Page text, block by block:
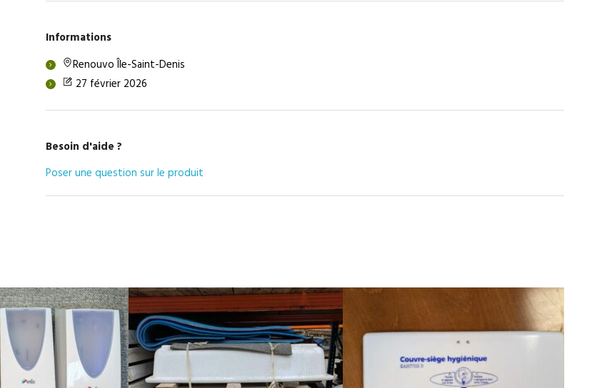
Informations
Renouvo Île-Saint-Denis
27 février 2026
Besoin d'aide ?
Poser une question sur le produit